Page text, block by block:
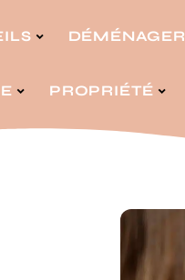
DÉMÉNAGER
PROPRIÉTÉ